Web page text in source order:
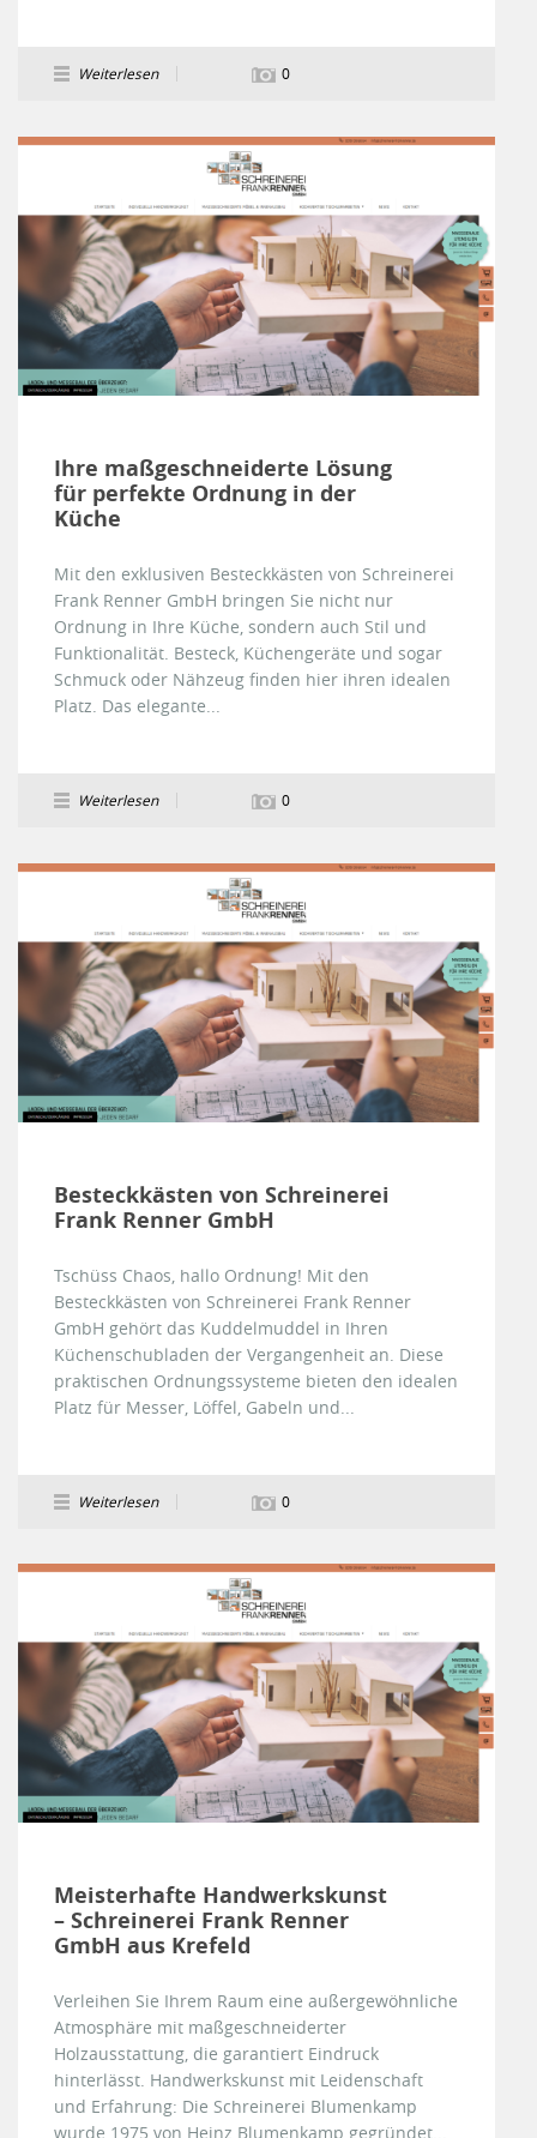
Weiterlesen 0
Ihre maßgeschneiderte Lösung
für perfekte Ordnung in der
Küche
Mit den exklusiven Besteckkästen von Schreinerei
Frank Renner GmbH bringen Sie nicht nur
Ordnung in Ihre Küche, sondern auch Stil und
Funktionalität. Besteck, Küchengeräte und sogar
Schmuck oder Nähzeug finden hier ihren idealen
Platz. Das elegante...
Weiterlesen 0
Besteckkästen von Schreinerei
Frank Renner GmbH
Tschüss Chaos, hallo Ordnung! Mit den
Besteckkästen von Schreinerei Frank Renner
GmbH gehört das Kuddelmuddel in Ihren
Küchenschubladen der Vergangenheit an. Diese
praktischen Ordnungssysteme bieten den idealen
Platz für Messer, Löffel, Gabeln und...
Weiterlesen 0
Meisterhafte Handwerkskunst
– Schreinerei Frank Renner
GmbH aus Krefeld
Verleihen Sie Ihrem Raum eine außergewöhnliche
Atmosphäre mit maßgeschneiderter
Holzausstattung, die garantiert Eindruck
hinterlässt. Handwerkskunst mit Leidenschaft
und Erfahrung: Die Schreinerei Blumenkamp
wurde 1975 von Heinz Blumenkamp gegründet...